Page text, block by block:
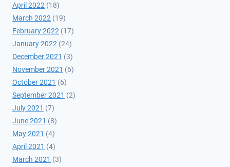
April 2022 (18)
March 2022 (19)
February 2022 (17)
January 2022 (24)
December 2021 (3)
November 2021 (6)
October 2021 (6)
September 2021 (2)
July 2021 (7)
June 2021 (8)
May 2021 (4)
April 2021 (4)
March 2021 (3)